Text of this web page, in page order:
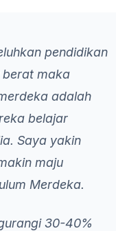
pendidikan
berat maka
adalah
belajar
Saya yakin
maju
Merdeka.
30-40%